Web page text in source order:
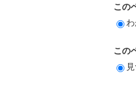
この
この